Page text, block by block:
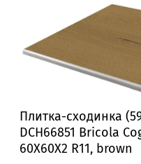
Плитка-сходинка
DCH66851 Bricola
60X60X2 R11, brown